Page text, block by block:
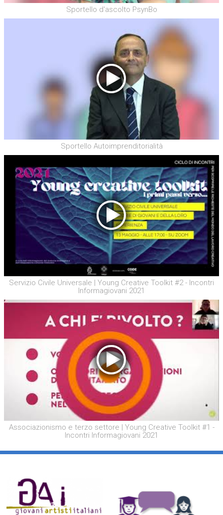
Sportello d'ascolto PsynBo
Sportello Autoimprenditorialità
Servizio Civile Universale | Young Creative Toolkit #2 - Incontri
Informagiovani 2021
Associazionismo e terzo settore | Young Creative Toolkit #1 -
Incontri Informagiovani 2021